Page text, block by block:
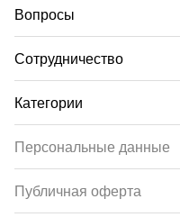
Вопросы
Сотрудничество
Категории
Персональные данные
Публичная оферта